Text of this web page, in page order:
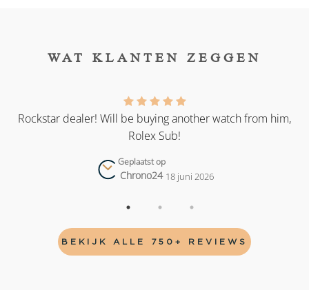
WAT KLANTEN ZEGGEN
Rockstar dealer! Will be buying another watch from him,
Rolex Sub!
Geplaatst op
Chrono24 18 juni 2026
BEKIJK ALLE 750+ REVIEWS